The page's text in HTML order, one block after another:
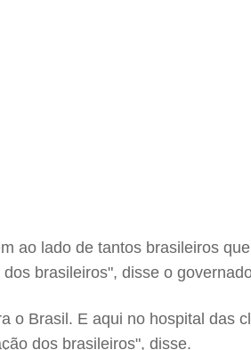
ao lado de tantos brasileiros
brasileiros", disse o
o Brasil. E aqui no hospital das
dos brasileiros", disse.